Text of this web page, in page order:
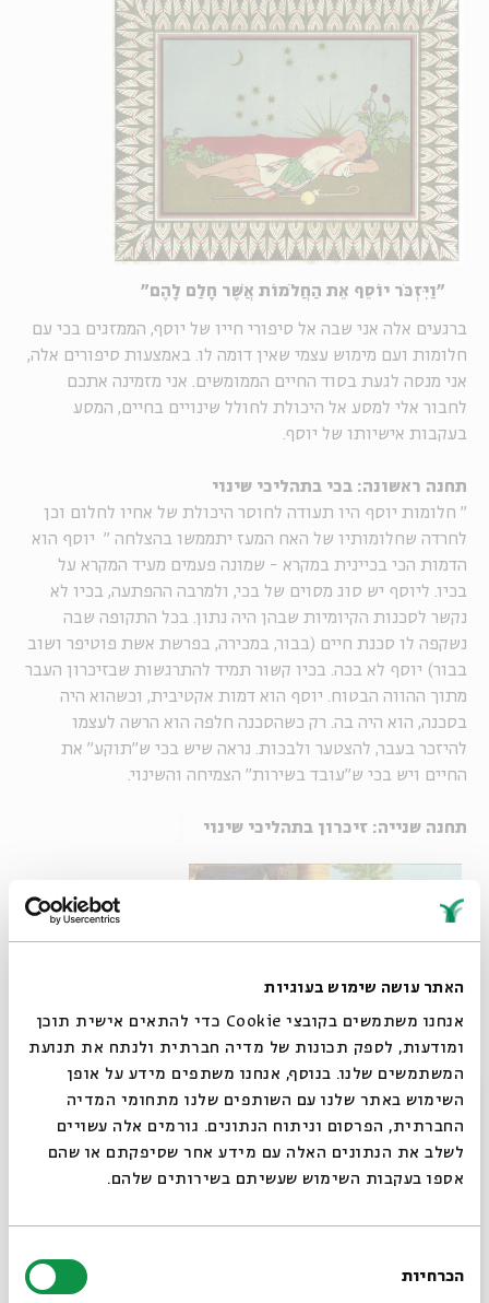
האתר עושה שימוש בעוגיות
אנחנו משתמשים בקובצי Cookie כדי להתאים אישית תוכן
ומודעות, לספק תכונות של מדיה חברתית ולנתח את תנועת
המשתמשים שלנו. בנוסף, אנחנו משתפים מידע על אופן
השימוש באתר שלנו עם השותפים שלנו מתחומי המדיה
החברתית, הפרסום וניתוח הנתונים. גורמים אלה עשויים
לשלב את הנתונים האלה עם מידע אחר שסיפקתם או שהם
אספו בעקבות השימוש שעשיתם בשירותים שלהם.
הסכמה
הכרחיות
"וַיִּזְכֹּר יוֹסֵף אֵת הַחֲלֹמוֹת אֲשֶׁר חָלַם לָהֶם"
ברגעים אלה אני שבה אל סיפורי חייו של יוסף, הממזגים בכי עם
חלומות ועם מימוש עצמי שאין דומה לו. באמצעות סיפורים אלה,
אני מנסה לגעת בסוד החיים הממומשים. אני מזמינה אתכם
לחבור אלי למסע אל היכולת לחולל שינויים בחיים, המסע
בעקבות אישיותו של יוסף.
תחנה ראשונה: בכי בתהליכי שינוי
" חלומות יוסף היו תעודה לחוסר היכולת של אחיו לחלום וכן
לחרדה שחלומותיו של האח המעז יתממשו בהצלחה " יוסף הוא
הדמות הכי בכיינית במקרא - שמונה פעמים מעיד המקרא על
בכיו. ליוסף יש סוג מסוים של בכי, ולמרבה ההפתעה, בכיו לא
נקשר לסכנות הקיומיות שבהן היה נתון. בכל התקופה שבה
נשקפה לו סכנת חיים (בבור, במכירה, בפרשת אשת פוטיפר ושוב
בבור) יוסף לא בכה. בכיו קשור תמיד להתרגשות שבזיכרון העבר
מתוך ההווה הבטוח. יוסף הוא דמות אקטיבית, וכשהוא היה
בסכנה, הוא היה בה. רק כשהסכנה חלפה הוא הרשה לעצמו
להיזכר בעבר, להצטער ולבכות. נראה שיש בכי ש"תוקע" את
החיים ויש בכי ש"עובד בשירות" הצמיחה והשינוי.
תחנה שנייה: זיכרון בתהליכי שינוי
יוסף מאוהב בעצמו באופן שגורם לי רתיעה
סיפורי יוסף, יותר מסיפוריה של כל דמות מקראית אחרת, אחוזים
סגור